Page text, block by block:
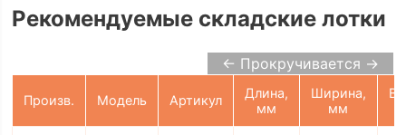
Рекомендуемые складские лотки
← Прокручивается →
Произв. Модель Артикул
Длина,
мм
Ширина,
мм